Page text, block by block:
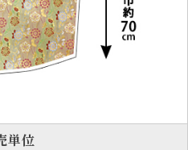
ドール衣装やぬいぐるみ衣装、愛犬
います。 金糸がきらめく織物生地
す。
金襴の和風テイストの美
台衣装、祭り衣装、よさこい衣装、
和装に多く使用されています。着物
単位